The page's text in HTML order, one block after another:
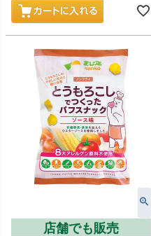
店舗でも販売